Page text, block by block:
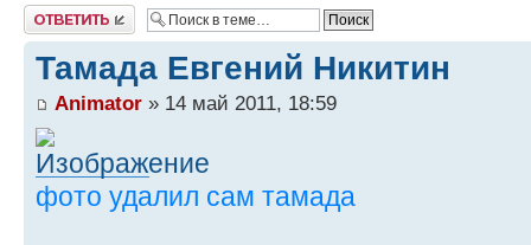
Ответить
Тамада Евгений Никитин
Animator » 14 май 2011, 18:59
фото удалил сам тамада